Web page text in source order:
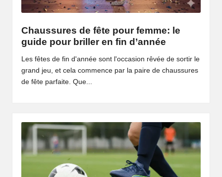
Chaussures de fête pour femme: le
guide pour briller en fin d’année
Les fêtes de fin d'année sont l'occasion rêvée de sortir le
grand jeu, et cela commence par la paire de chaussures
de fête parfaite. Que...